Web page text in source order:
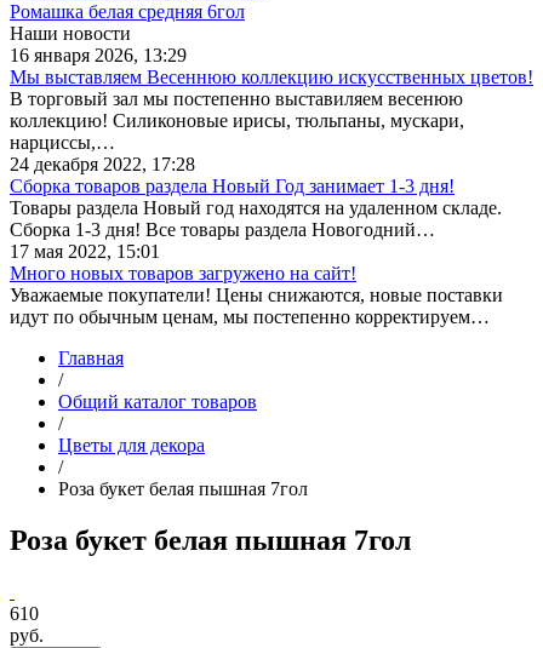
Ромашка белая средняя 6гол
Наши новости
16 января 2026, 13:29
Мы выставляем Весеннюю коллекцию искусственных цветов!
В торговый зал мы постепенно выставиляем весенюю
коллекцию! Силиконовые ирисы, тюльпаны, мускари,
нарциссы,…
24 декабря 2022, 17:28
Сборка товаров раздела Новый Год занимает 1-3 дня!
Товары раздела Новый год находятся на удаленном складе.
Сборка 1-3 дня! Все товары раздела Новогодний…
17 мая 2022, 15:01
Много новых товаров загружено на сайт!
Уважаемые покупатели! Цены снижаются, новые поставки
идут по обычным ценам, мы постепенно корректируем…
Главная
/
Общий каталог товаров
/
Цветы для декора
/
Роза букет белая пышная 7гол
Роза букет белая пышная 7гол
610
руб.